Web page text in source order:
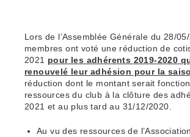
Lors de l’Assemblée Générale du 28/
membres ont voté une réduction de
2021 pour les adhérents 2019-2020
renouvelé leur adhésion pour la
réduction dont le montant serait
ressources du club à la clôture des
2021 et au plus tard au 31/12/2020.
Au vu des ressources de